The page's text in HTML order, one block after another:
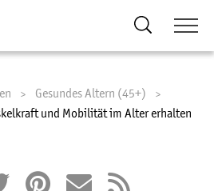
Gesundes Altern (45+)
und Mobilität im Alter erhalten